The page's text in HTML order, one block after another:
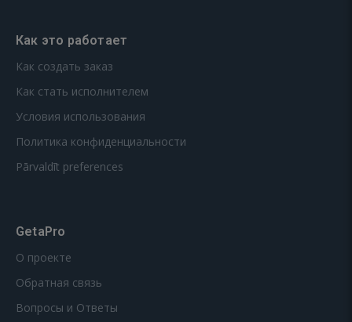
Как это работает
Как создать заказ
Как стать исполнителем
Условия использования
Политика конфиденциальности
Pārvaldīt preferences
GetaPro
О проекте
Обратная связь
Вопросы и Ответы